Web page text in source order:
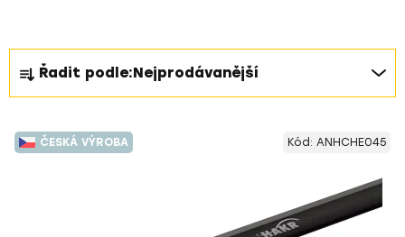
Ř
a
z
e
n
Řadit podle:Nejprodávanější
V
ý
ČESKÁ VÝROBA Kód: ANHCHE045